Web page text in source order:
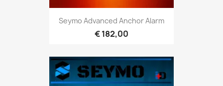
Seymo Advanced Anchor Alarm
€ 182,00